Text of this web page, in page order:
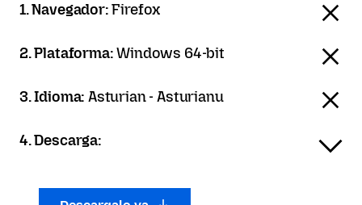
1. Navegador:Firefox
2. Plataforma:Windows 64-bit
3. Idioma:Asturian - Asturianu
4. Descarga: